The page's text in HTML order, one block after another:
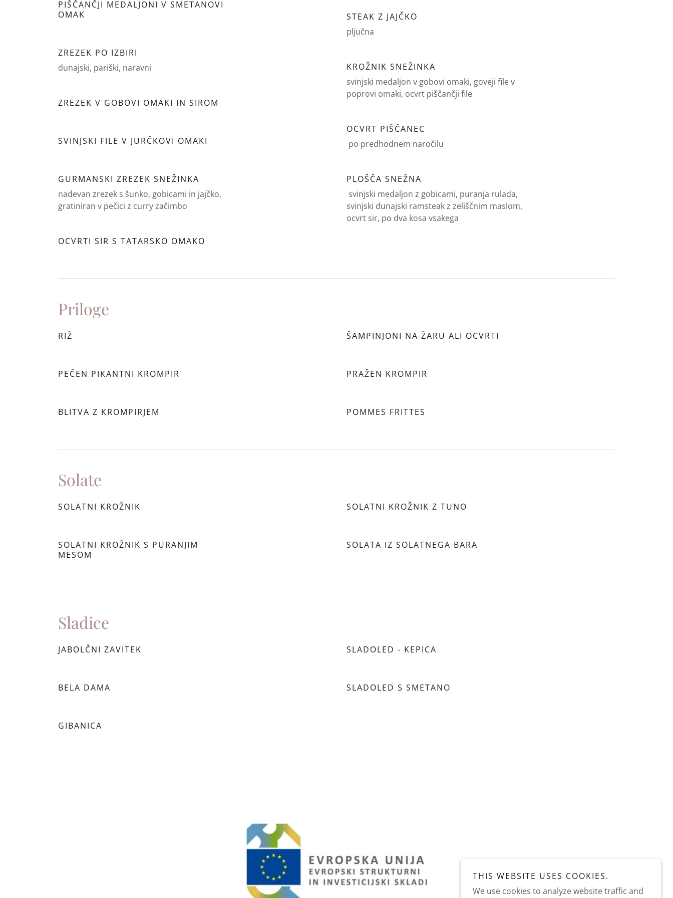
PIŠČANČJI MEDALJONI V SMETANOVI
OMAK
ZREZEK PO IZBIRI
dunajski, pariški, naravni
ZREZEK V GOBOVI OMAKI IN SIROM
SVINJSKI FILE V JURČKOVI OMAKI
GURMANSKI ZREZEK SNEŽINKA
nadevan zrezek s šunko, gobicami in jajčko,
gratiniran v pečici z curry začimbo
OCVRTI SIR S TATARSKO OMAKO
STEAK Z JAJČKO
pljučna
KROŽNIK SNEŽINKA
svinjski medaljon v gobovi omaki, goveji file v
poprovi omaki, ocvrt piščančji file
OCVRT PIŠČANEC
po predhodnem naročilu
PLOŠČA SNEŽNA
svinjski medaljon z gobicami, puranja rulada,
svinjski dunajski ramsteak z zeliščnim maslom,
ocvrt sir, po dva kosa vsakega
Priloge
RIŽ
PEČEN PIKANTNI KROMPIR
BLITVA Z KROMPIRJEM
ŠAMPINJONI NA ŽARU ALI OCVRTI
PRAŽEN KROMPIR
POMMES FRITTES
Solate
SOLATNI KROŽNIK
SOLATNI KROŽNIK S PURANJIM
MESOM
SOLATNI KROŽNIK Z TUNO
SOLATA IZ SOLATNEGA BARA
Sladice
JABOLČNI ZAVITEK
BELA DAMA
GIBANICA
SLADOLED - KEPICA
SLADOLED S SMETANO
THIS WEBSITE USES COOKIES.
We use cookies to analyze website traffic and